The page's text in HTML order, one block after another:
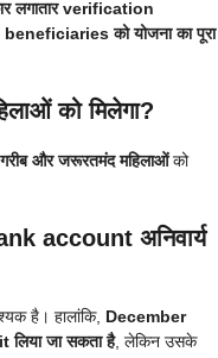
लगातार verification
को योजना का पूरा
को मिलेगा?
और जरूरतमंद महिलाओंको
account अनिवार्य
है। हालांकि, December
जा सकता है, लेकिन उसके